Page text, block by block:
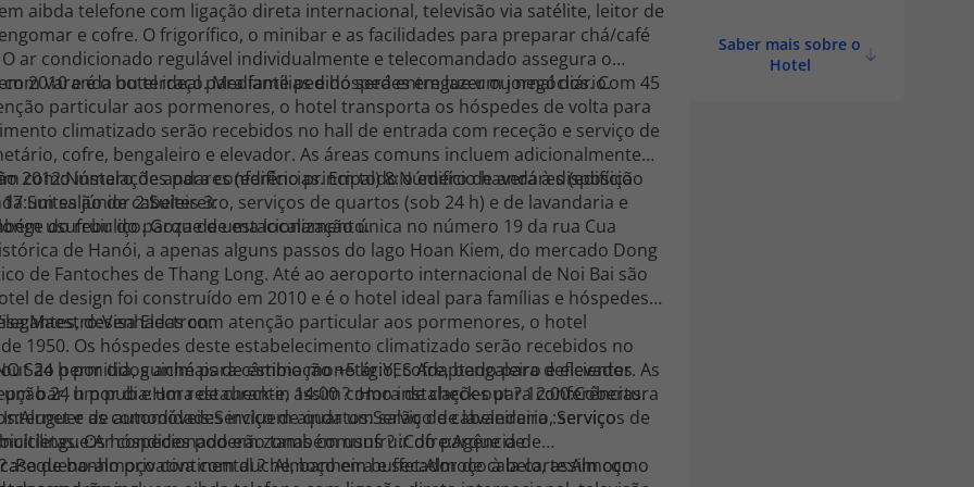
aibda telefone com ligação direta internacional, televisão via satélite, leitor de
e cofre. O frigorífico, o minibar e as facilidades para preparar chá/café
ar condicionado regulável individualmente e telecomandado assegura o
varanda ou terraço. Mediante pedido será entregue um jornal diário.
2010 e é o hotel ideal para famílias e hóspedes em lazer ou negócios. Com 45
particular aos pormenores, o hotel transporta os hóspedes de volta para
climatizado serão recebidos no hall de entrada com receção e serviço de
cofre, bengaleiro e elevador. As áreas comuns incluem adicionalmente
como instalações para conferências. Em todo o edifício haverá à disposição
um salão de cabeleireiro, serviços de quartos (sob 24 h) e de lavandaria e
usufruir do parque de estacionamento.
2012:Número de andares (edifício principal) 8:Número de andares (edifício
júnior 2:Suites 3:
do rebuliço. Goza de uma localização única no número 19 da rua Cua
de Hanói, a apenas alguns passos do lago Hoan Kiem, do mercado Dong
de Fantoches de Thang Long. Até ao aeroporto internacional de Noi Bai são
de design foi construído em 2010 e é o hotel ideal para famílias e hóspedes
desenhadas com atenção particular aos pormenores, o hotel
1950. Os hóspedes deste estabelecimento climatizado serão recebidos no
24 h por dia, guiché para câmbio monetário, cofre, bengaleiro e elevador. As
bar, um pub e um restaurante, assim como instalações para conferências.
e as comodidades incluem ainda um salão de cabeleireiro, serviços de
Os hóspedes poderão também usufruir do parque de
de banho privativa com duche, banheira e secador de cabelo, assim como
Electron:
São permitidos animais de estimação +5 kg:YES Adaptado para deficientes
por dia:Hora de check-in 14:00 ? :Hora de check-out ? 12:00:Cobertura
de automóveis:Serviço de quartos:Serviço de lavandaria :Serviço
condicionado em zonas comuns ? :Cofre:Agência de
Saber mais sobre o
Hotel